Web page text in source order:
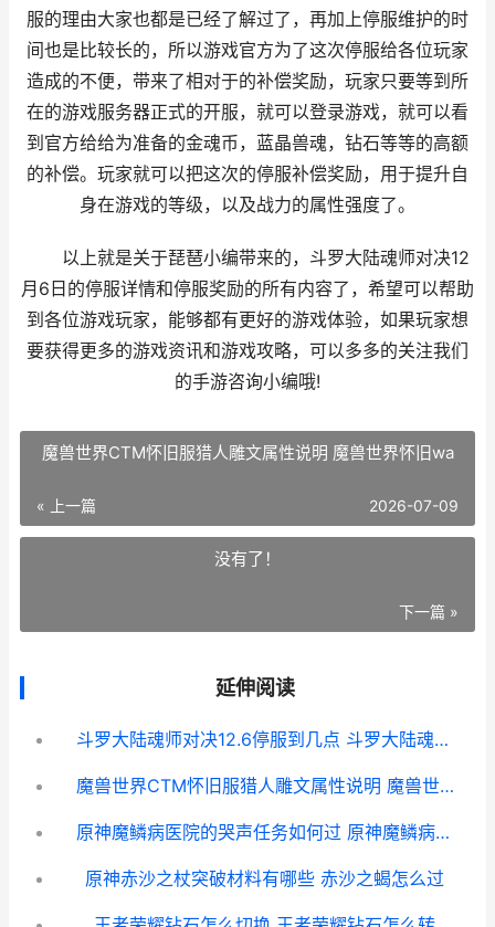
服的理由大家也都是已经了解过了，再加上停服维护的时
间也是比较长的，所以游戏官方为了这次停服给各位玩家
造成的不便，带来了相对于的补偿奖励，玩家只要等到所
在的游戏服务器正式的开服，就可以登录游戏，就可以看
到官方给给为准备的金魂币，蓝晶兽魂，钻石等等的高额
的补偿。玩家就可以把这次的停服补偿奖励，用于提升自
身在游戏的等级，以及战力的属性强度了。
以上就是关于琵琶小编带来的，斗罗大陆魂师对决12
月6日的停服详情和停服奖励的所有内容了，希望可以帮助
到各位游戏玩家，能够都有更好的游戏体验，如果玩家想
要获得更多的游戏资讯和游戏攻略，可以多多的关注我们
的手游咨询小编哦!
魔兽世界CTM怀旧服猎人雕文属性说明 魔兽世界怀旧wa
« 上一篇 2026-07-09
没有了！
下一篇 »
延伸阅读
斗罗大陆魂师对决12.6停服到几点 斗罗大陆魂师对决阵容推荐
魔兽世界CTM怀旧服猎人雕文属性说明 魔兽世界怀旧wa
原神魔鳞病医院的哭声任务如何过 原神魔鳞病医院的哭声现在还能接吗
原神赤沙之杖突破材料有哪些 赤沙之蝎怎么过